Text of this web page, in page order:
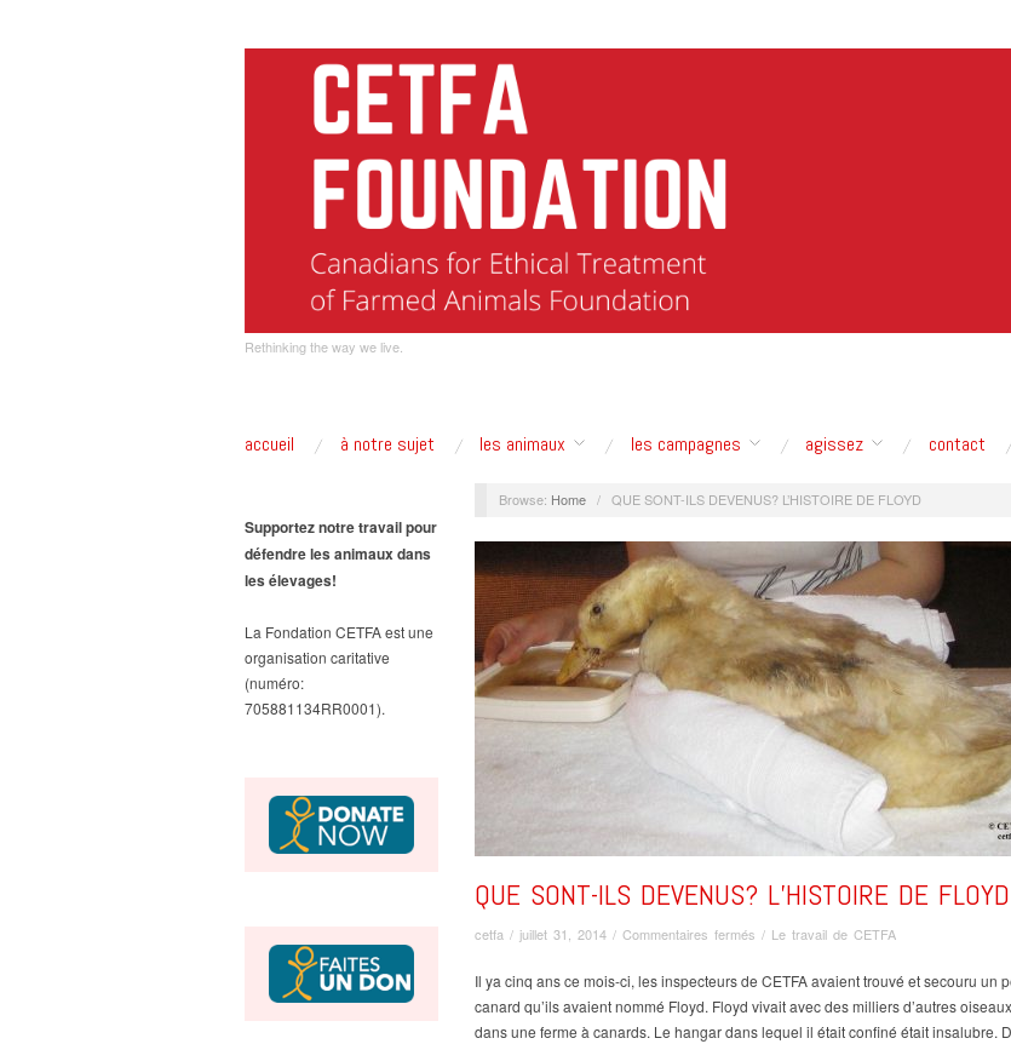
Rethinking the way we live.
accueil à notre sujet les animaux les campagnes agissez contact
Supportez notre travail pour
défendre les animaux dans
les élevages!
La Fondation CETFA est une
organisation caritative
(numéro:
705881134RR0001).
Browse: Home / QUE SONT-ILS DEVENUS? L’HISTOIRE DE FLOYD
QUE SONT-ILS DEVENUS? L’HISTOIRE DE FLOYD
cetfa / juillet 31, 2014 / Commentaires fermés sur
SONT-
ILS
DEVENUS?
/ Le travail de CETFA
Il ya cinq ans ce mois-ci, les inspecteurs de CETFA avaient trouvé et secouru un
canard qu’ils avaient nommé Floyd. Floyd vivait avec des milliers d’autres oiseaux
dans une ferme à canards. Le hangar dans lequel il était confiné était insalubre.